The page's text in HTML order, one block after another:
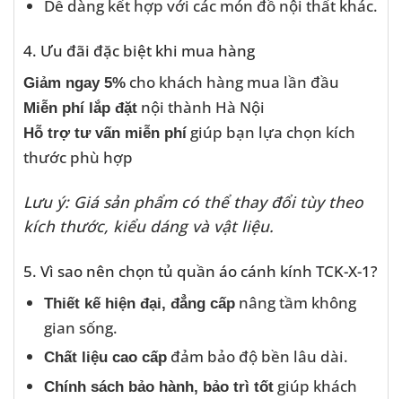
Dễ dàng kết hợp với các món đồ nội thất khác.
4. Ưu đãi đặc biệt khi mua hàng
Giảm ngay 5% cho khách hàng mua lần đầu
Miễn phí lắp đặt nội thành Hà Nội
Hỗ trợ tư vấn miễn phí giúp bạn lựa chọn kích
thước phù hợp
Lưu ý: Giá sản phẩm có thể thay đổi tùy theo
kích thước, kiểu dáng và vật liệu.
5. Vì sao nên chọn tủ quần áo cánh kính TCK-X-1?
Thiết kế hiện đại, đẳng cấpnâng tầm không
gian sống.
Chất liệu cao cấpđảm bảo độ bền lâu dài.
Chính sách bảo hành, bảo trì tốtgiúp khách